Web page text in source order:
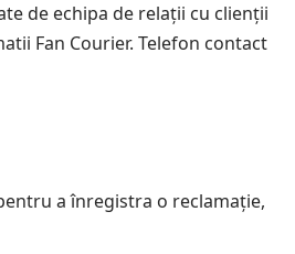
de echipa de relații cu clienții
Fan Courier. Telefon contact
a înregistra o reclamație,